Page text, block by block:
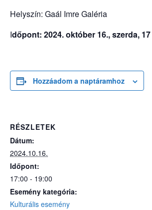
Helyszín: Gaál Imre Galéria
Időpont: 2024. október 16., szerda,
Hozzáadom a naptáramhoz
RÉSZLETEK
Dátum:
2024.10.16.
Időpont:
17:00 - 19:00
Esemény kategória:
Kulturális esemény